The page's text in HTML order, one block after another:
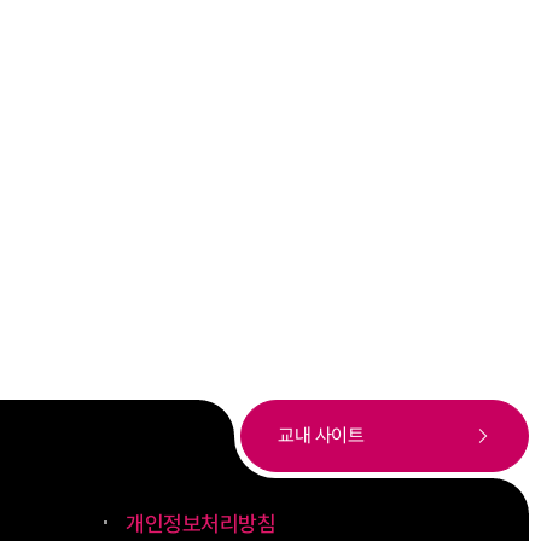
개인정보처리방침
교내 사이트